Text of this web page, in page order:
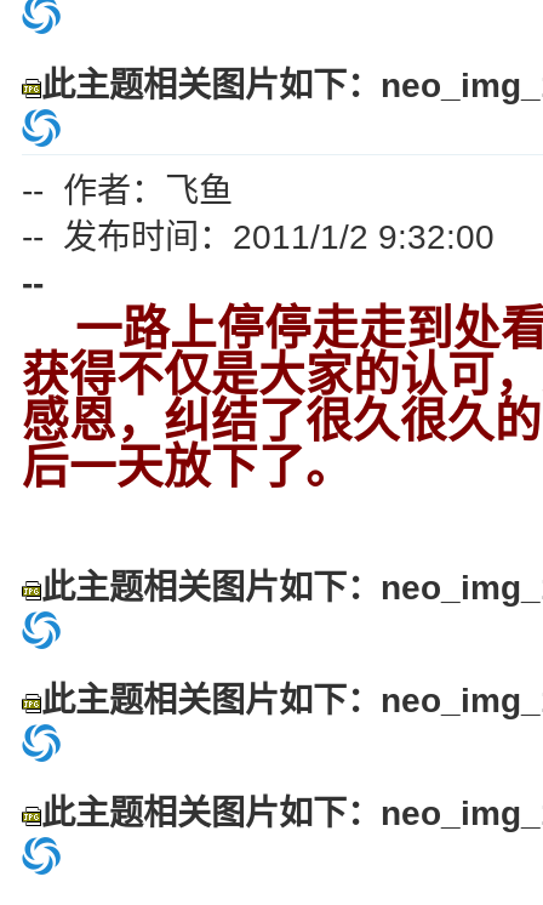
此主题相关图片如下：
-- 作者：飞鱼
-- 发布时间：2011/1/2 9:32:00
--
一路上停停走走到处
获得不仅是大家的认可
感恩，纠结了很久很久
后一天放下了。
此主题相关图片如下：
此主题相关图片如下：
此主题相关图片如下：